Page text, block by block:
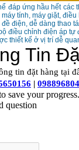
đáp ứng hầu hết
tính, máy giặt, điều
điện, dễ dàng thao
điều chỉnh điện áp tự
thiết kế ở vị trí dễ